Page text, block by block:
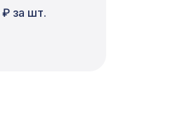
₽ за шт.